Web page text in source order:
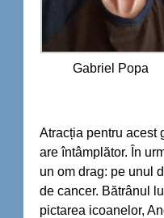
Gabriel Popa
Atracția pentru acest
are întâmplător. În
un om drag: pe unul
de cancer. Bătrânul
pictarea icoanelor,